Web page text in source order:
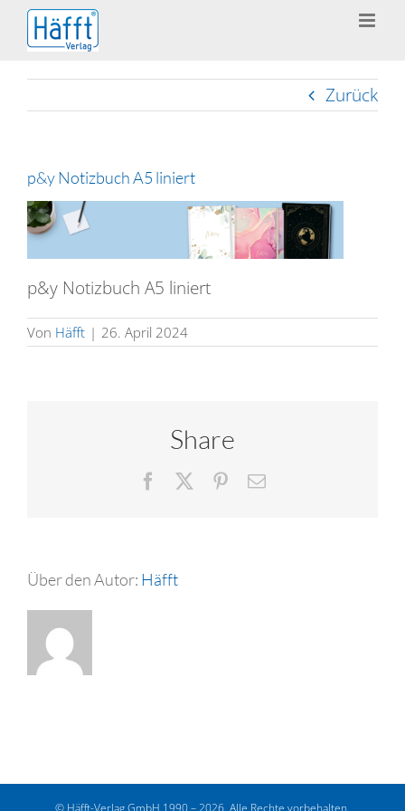
Zum
Inhalt
springen
Zurück
p&y Notizbuch A5 liniert
p&y Notizbuch A5 liniert
Von Häfft | 26. April 2024
Share
Facebook Pinterest
E-
Über den Autor: Häfft
© Häfft-Verlag GmbH 1990 – 2026. Alle Rechte vorbehalten.